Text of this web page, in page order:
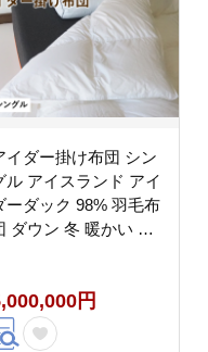
イダー掛け布団 シン
ル アイスランド アイ
ーダック 98% 羽毛布
ダウン 冬 暖かい 保
円